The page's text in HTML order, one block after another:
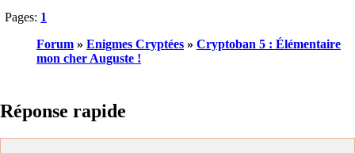
Pages: 1
Forum » Enigmes Cryptées » Cryptoban 5 : Élémentaire
mon cher Auguste !
Réponse rapide